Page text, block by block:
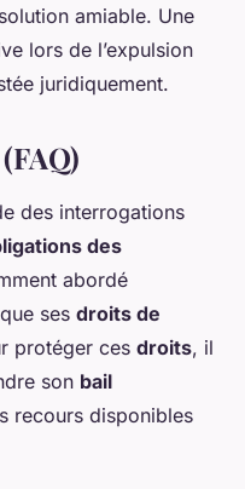
amiable. Une
lors de l’expulsion
juridiquement.
des interrogations
des
abordé
ses droits de
protéger ces droits, il
son bail
recours disponibles